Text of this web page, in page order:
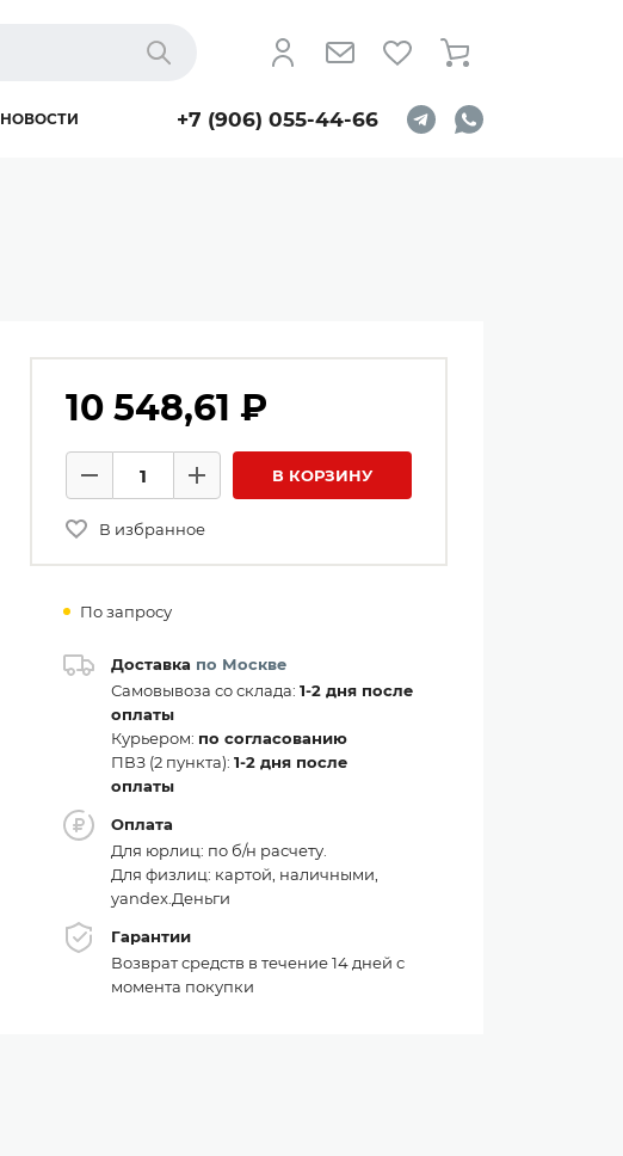
Найти
НОВОСТИ +7 (906) 055-44-66
10 548,61 ₽
Количество товаров
Минус
Плюс В КОРЗИНУ
В избранное
По запросу
Доставка по Москве
Самовывоза со склада: 1-2 дня после
оплаты
Курьером: по согласованию
ПВЗ (2 пункта): 1-2 дня после
оплаты
Оплата
Для юрлиц: по б/н расчету.
Для физлиц: картой, наличными,
yandex.Деньги
Гарантии
Возврат средств в течение 14 дней с
момента покупки